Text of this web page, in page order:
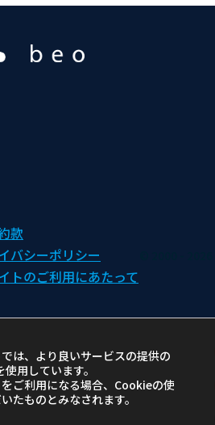
款
バシーポリシー
トのご利用にあたって
は、より良いサービスの提供の
用しています。
ご利用になる場合、Cookieの使
たものとみなされます。